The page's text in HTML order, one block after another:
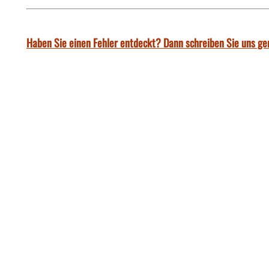
Haben Sie einen Fehler entdeckt? Dann schreiben Sie uns